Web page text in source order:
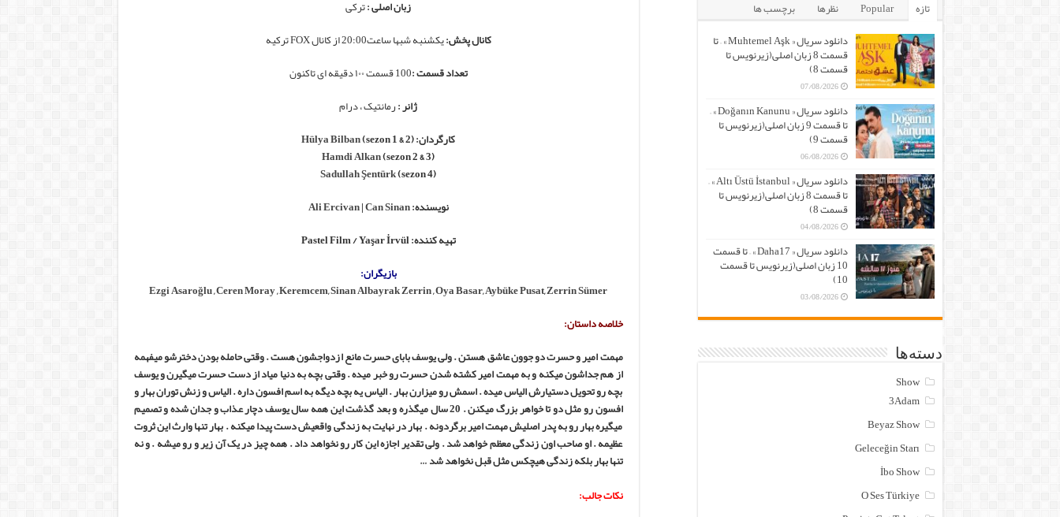
زبان اصلی :ترکی
کانال پخش:یکشنبه شبها ساعت20:00 از کانال FOX ترکیه
تعداد قسمت :100 قسمت ۱۰۰ دقیقه ای تاکنون
ژانر :رمانتیک ، درام
کارگردان:
Hülya Bilban(sezon 1 & 2)
Hamdi Alkan(sezon 2 & 3)
Sadullah Şentürk(sezon 4)
نویسنده:
Ali Ercivan|Can Sinan
تهیه کننده: Pastel Film / Yaşar İrvül
بازیگران:
Ezgi Asaroğlu,Ceren Moray,Keremcem,Sinan AlbayrakZerrin,Oya Basar,Aybüke Pusat,Zerrin Sümer
خلاصه داستان:
مهمت امیر و حسرت دو جوون عاشق هستن . ولی یوسف بابای حسرت مانع ازدواجشون هست . وقتی حامله بودن دخترشو میفهمه
از هم جداشون میکنه و به مهمت امیر کشته شدن حسرت رو خبر میده . وقتی بچه به دنیا میاد از دست حسرت میگیرن و یوسف
بچه رو تحویل دستیارش الیاس میده . اسمش رو میزارن بهار . الیاس یه بچه دیگه به اسم افسون داره . الیاس و زنش توران بهار و
افسون رو مثل دو تا خواهر بزرگ میکنن . 20 سال میگذره و بعد گذشت این همه سال یوسف دچار عذاب و جدان شده و تصمیم
میگیره بهار رو به پدر اصلیش مهمت امیر برگردونه . بهار در نهایت به زندگی واقعیش دست پیدا میکنه . بهار تنها وارث این ثروت
عظیمه . او صاحب اون زندگی معظم خواهد شد . ولی تقدیر اجازه این کار رو نخواهد داد . همه چیز در یک آن زیر و رو میشه . و نه
تنها بهار بلکه زندگی هیچکس مثل قبل نخواهد شد …
نکات جالب:
تازه Popular نظرها
برچسب ها
دانلود سریال « Muhtemel Aşk » – تا
قسمت 8 زبان اصلی(زیرنویس تا
قسمت 8)
07/08/2026
دانلود سریال « Doğanın Kanunu » –
تا قسمت 9 زبان اصلی(زیرنویس تا
قسمت 9)
06/08/2026
دانلود سریال « Altı Üstü İstanbul » –
تا قسمت 8 زبان اصلی(زیرنویس تا
قسمت 8)
04/08/2026
دانلود سریال « Daha17 » – تا قسمت
10 زبان اصلی(زیرنویس تا قسمت
10)
03/08/2026
دسته‌ها
Show
3Adam
Beyaz Show
Geleceğin Starı
İbo Show
O Ses Türkiye